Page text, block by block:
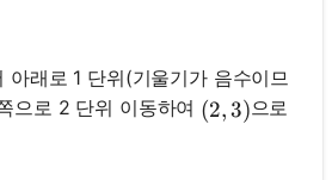
아래로 1 단위(기울기가 음수이므
으로 2 단위 이동하여 (2,3)
(2,3)으로